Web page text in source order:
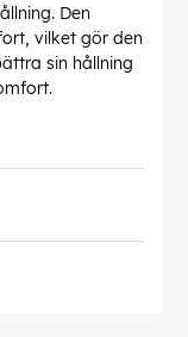
Den
vilket gör den
sin hållning